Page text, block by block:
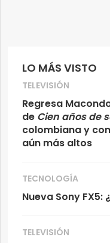
LO MÁS VISTO
TELEVISIÓN
Regresa
de Cien años de
colombiana y
aún más altos
TECNOLOGÍA
Nueva Sony
TELEVISIÓN